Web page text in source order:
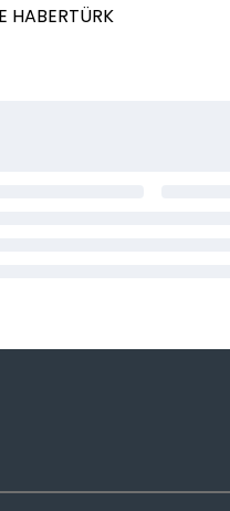
HABERTÜRK